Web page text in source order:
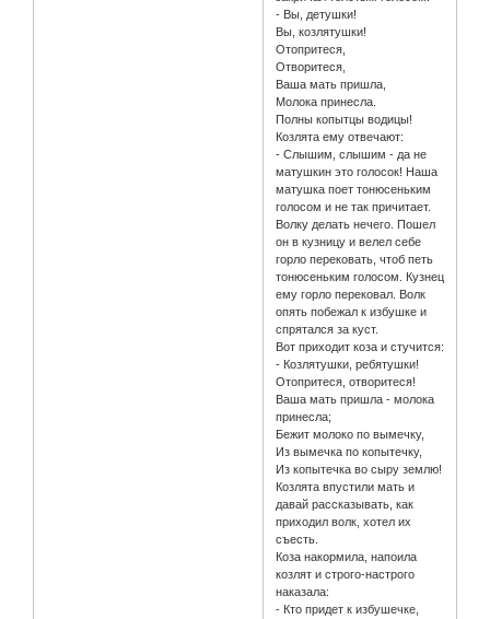
- Вы, детушки!
Вы, козлятушки!
Отопритеся,
Отворитеся,
Ваша мать пришла,
Молока принесла.
Полны копытцы водицы!
Козлята ему отвечают:
- Слышим, слышим - да не
матушкин это голосок! Наша
матушка поет тонюсеньким
голосом и не так причитает.
Волку делать нечего. Пошел
он в кузницу и велел себе
горло перековать, чтоб петь
тонюсеньким голосом. Кузнец
ему горло перековал. Волк
опять побежал к избушке и
спрятался за куст.
Вот приходит коза и стучится:
- Козлятушки, ребятушки!
Отопритеся, отворитеся!
Ваша мать пришла - молока
принесла;
Бежит молоко по вымечку,
Из вымечка по копытечку,
Из копытечка во сыру землю!
Козлята впустили мать и
давай рассказывать, как
приходил волк, хотел их
съесть.
Коза накормила, напоила
козлят и строго-настрого
наказала:
- Кто придет к избушечке,